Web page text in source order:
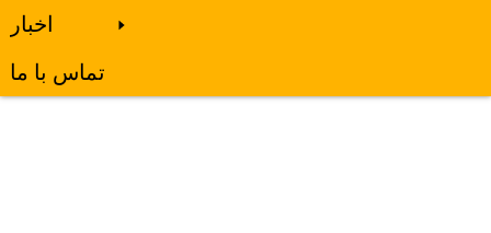
اخبار
تماس با ما